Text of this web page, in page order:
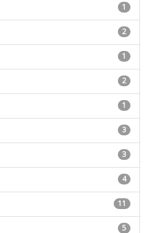
1
2
1
2
1
3
3
4
11
5